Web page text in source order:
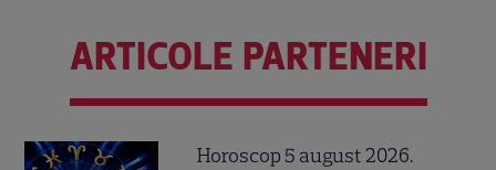
ARTICOLE PARTENERI
Horoscop 5 august 2026.